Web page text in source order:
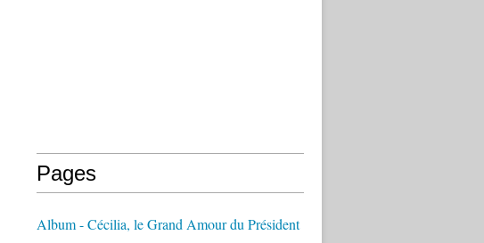
Pages
Album - Cécilia, le Grand Amour du Président